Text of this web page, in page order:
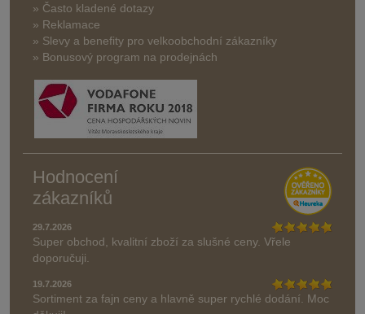
» Často kladené dotazy
» Reklamace
» Slevy a benefity pro velkoobchodní zákazníky
» Bonusový program na prodejnách
Hodnocení
zákazníků
29.7.2026
Super obchod, kvalitní zboží za slušné ceny. Vřele
doporučuji.
19.7.2026
Sortiment za fajn ceny a hlavně super rychlé dodání. Moc